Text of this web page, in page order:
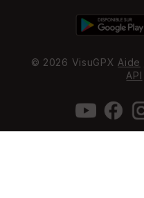
© 2026 VisuGPX Aide
API